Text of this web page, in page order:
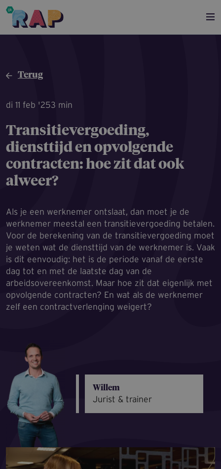
Overslaan en naar de inhoud gaan
Terug
di 11 feb '253 min
Transitie­ver­goe­ding,
diensttijd en opvolgende
contracten: hoe zit dat ook
alweer?
Als je een werknemer ontslaat, dan moet je de
werknemer meestal een transitievergoeding betalen.
Voor de berekening van de transitievergoeding moet
je weten wat de diensttijd van de werknemer is. Vaak
is dit eenvoudig: het is de periode vanaf de eerste
dag tot en met de laatste dag van de
arbeidsovereenkomst. Maar hoe zit dat eigenlijk met
opvolgende contracten? En wat als de werknemer
zelf een contractverlenging weigert?
Willem
Jurist & trainer